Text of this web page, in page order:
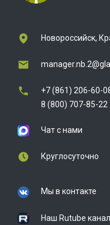
Новороссийск,
+7 (861) 206-60-
8 (800) 707-85-22
Чат с нами
Круглосуточно
Мы в контакте
Наш Rutube канал